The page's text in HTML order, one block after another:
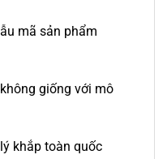
mã sản phẩm
giống với mô
khắp toàn quốc